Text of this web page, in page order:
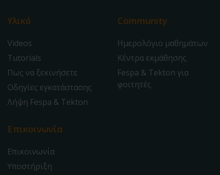
Υλικό
Videos
Tutorials
Πως να ξεκινήσετε
Οδηγίες εγκατάστασης
Λήψη Fespa & Tekton
Community
Ημερολόγιο μαθημάτων
Κέντρα εκμάθησης
Fespa & Tekton για
φοιτητές
Επικοινωνία
Επικοινωνία
Υποστήριξη